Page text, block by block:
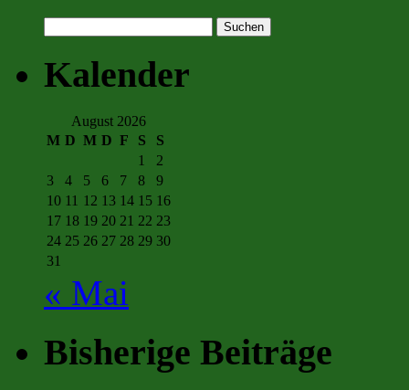
nach:
Kalender
August 2026
M D M D F S
S
1
2
3
4 5 6 7 8
9
10 11 12 13 14 15 16
17 18 19 20 21 22 23
24 25 26 27 28 29 30
31
« Mai
Bisherige Beiträge